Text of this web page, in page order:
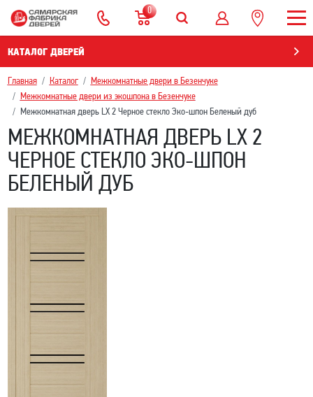
0
КАТАЛОГ ДВЕРЕЙ
Главная Каталог
Межкомнатные двери в Безенчукe
Межкомнатные двери из экошпона в Безенчукe
Межкомнатная дверь LX 2 Черное стекло Эко-шпон Беленый дуб
МЕЖКОМНАТНАЯ ДВЕРЬ LX 2
ЧЕРНОЕ СТЕКЛО ЭКО-ШПОН
БЕЛЕНЫЙ ДУБ